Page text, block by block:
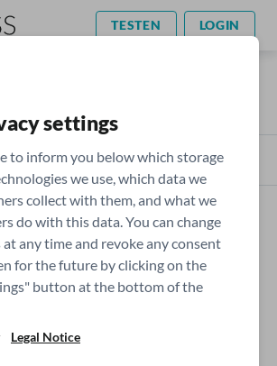
settings
to inform you below which storage
we use, which data we
collect with them, and what we
do with this data. You can change
any time and revoke any consent
for the future by clicking on the
button at the bottom of the
Legal Notice
TESTEN LOGIN
zu handeln: Die
ist eine
Schaegner